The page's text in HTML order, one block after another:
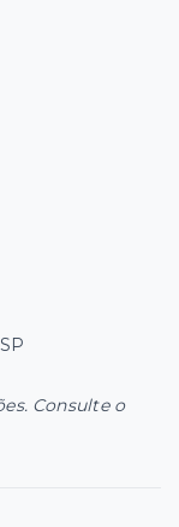
Consulte o